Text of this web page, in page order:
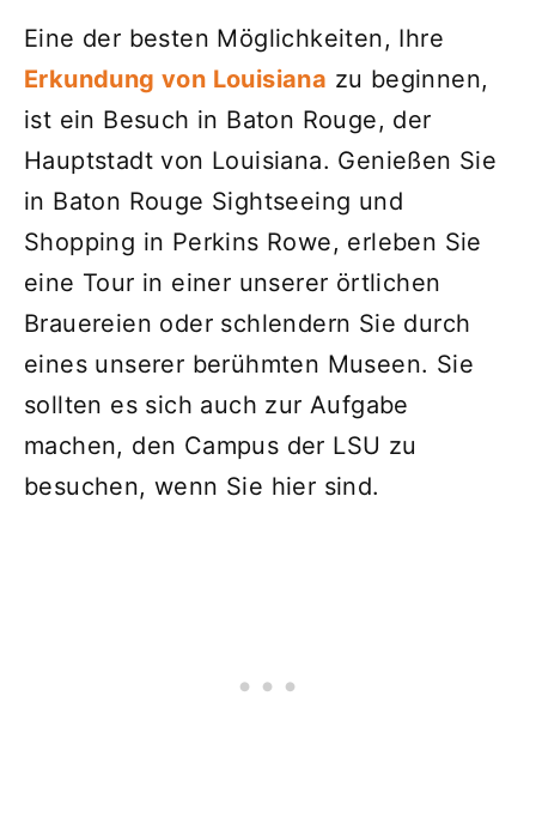
Eine der besten Möglichkeiten, Ihre
Erkundung von Louisiana zu beginnen,
ist ein Besuch in Baton Rouge, der
Hauptstadt von Louisiana. Genießen Sie
in Baton Rouge Sightseeing und
Shopping in Perkins Rowe, erleben Sie
eine Tour in einer unserer örtlichen
Brauereien oder schlendern Sie durch
eines unserer berühmten Museen. Sie
sollten es sich auch zur Aufgabe
machen, den Campus der LSU zu
besuchen, wenn Sie hier sind.